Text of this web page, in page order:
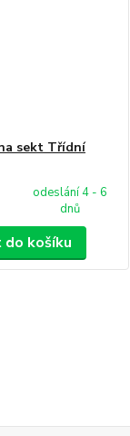
sekt Třídní
odeslání 4 - 6
dnů
do košíku